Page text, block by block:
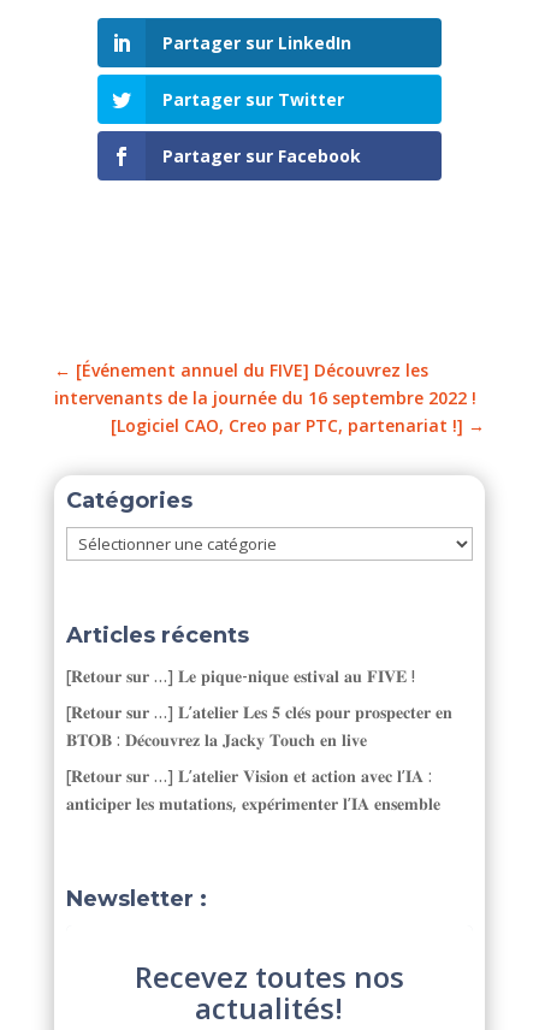
Partager sur LinkedIn
Partager sur Twitter
Partager sur Facebook
← [Événement annuel du FIVE] Découvrez les
intervenants de la journée du 16 septembre 2022 !
[Logiciel CAO, Creo par PTC, partenariat !] →
Catégories
Catégories
Articles récents
[𝐑𝐞𝐭𝐨𝐮𝐫 𝐬𝐮𝐫 …] 𝐋𝐞 𝐩𝐢𝐪𝐮𝐞-𝐧𝐢𝐪𝐮𝐞 𝐞𝐬𝐭𝐢𝐯𝐚𝐥 𝐚𝐮 𝐅𝐈𝐕𝐄 !
[𝐑𝐞𝐭𝐨𝐮𝐫 𝐬𝐮𝐫 …] 𝐋’𝐚𝐭𝐞𝐥𝐢𝐞𝐫 𝐋𝐞𝐬 𝟓 𝐜𝐥𝐞́𝐬 𝐩𝐨𝐮𝐫 𝐩𝐫𝐨𝐬𝐩𝐞𝐜𝐭𝐞𝐫 𝐞𝐧
𝐁𝐓𝐎𝐁 : 𝐃𝐞́𝐜𝐨𝐮𝐯𝐫𝐞𝐳 𝐥𝐚 𝐉𝐚𝐜𝐤𝐲 𝐓𝐨𝐮𝐜𝐡 𝐞𝐧 𝐥𝐢𝐯𝐞
[𝐑𝐞𝐭𝐨𝐮𝐫 𝐬𝐮𝐫 …] 𝐋’𝐚𝐭𝐞𝐥𝐢𝐞𝐫 𝐕𝐢𝐬𝐢𝐨𝐧 𝐞𝐭 𝐚𝐜𝐭𝐢𝐨𝐧 𝐚𝐯𝐞𝐜 𝐥’𝐈𝐀 :
𝐚𝐧𝐭𝐢𝐜𝐢𝐩𝐞𝐫 𝐥𝐞𝐬 𝐦𝐮𝐭𝐚𝐭𝐢𝐨𝐧𝐬, 𝐞𝐱𝐩𝐞́𝐫𝐢𝐦𝐞𝐧𝐭𝐞𝐫 𝐥’𝐈𝐀 𝐞𝐧𝐬𝐞𝐦𝐛𝐥𝐞
Newsletter :
Recevez toutes nos
actualités!